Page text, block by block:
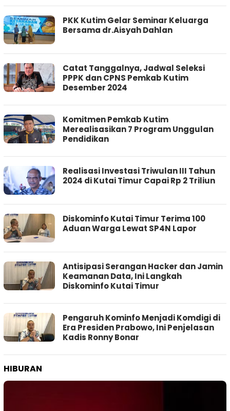
PKK Kutim Gelar Seminar Keluarga
Bersama dr.Aisyah Dahlan
Catat Tanggalnya, Jadwal Seleksi
PPPK dan CPNS Pemkab Kutim
Desember 2024
Komitmen Pemkab Kutim
Merealisasikan 7 Program Unggulan
Pendidikan
Realisasi Investasi Triwulan III Tahun
2024 di Kutai Timur Capai Rp 2 Triliun
Diskominfo Kutai Timur Terima 100
Aduan Warga Lewat SP4N Lapor
Antisipasi Serangan Hacker dan Jamin
Keamanan Data, Ini Langkah
Diskominfo Kutai Timur
Pengaruh Kominfo Menjadi Komdigi di
Era Presiden Prabowo, Ini Penjelasan
Kadis Ronny Bonar
HIBURAN